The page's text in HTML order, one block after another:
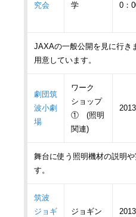
究会
学
0：
JAXAの一般公開を見に行
用意しています。
劇団筑
波小劇
場
ワーク
ショップ
① (照明
関連)
舞台に使う照明機材の説明
す。
筑波
ジョギ
ジョギン